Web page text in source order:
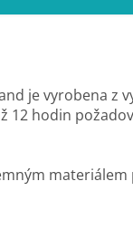
je vyrobena z
12 hodin